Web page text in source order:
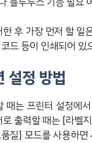
후 가장 먼저 할 일
드 등이 인쇄되어
설정 방법
때는 프린터 설정에
로 출력할 때는 [라벨
질] 모드를 사용하면